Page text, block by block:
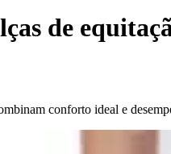
de
conforto ideal e